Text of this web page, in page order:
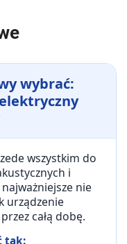
wybrać:
wszystkim do
i
nie
urządzenie
całą dobę.
tak: